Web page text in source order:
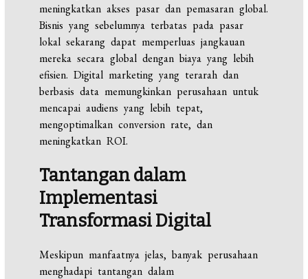
meningkatkan akses pasar dan pemasaran global.
Bisnis yang sebelumnya terbatas pada pasar
lokal sekarang dapat memperluas jangkauan
mereka secara global dengan biaya yang lebih
efisien. Digital marketing yang terarah dan
berbasis data memungkinkan perusahaan untuk
mencapai audiens yang lebih tepat,
mengoptimalkan conversion rate, dan
meningkatkan ROI.
Tantangan dalam
Implementasi
Transformasi Digital
Meskipun manfaatnya jelas, banyak perusahaan
menghadapi tantangan dalam